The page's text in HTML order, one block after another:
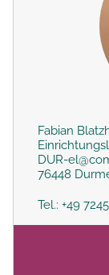
Fabian
DUR-
76448
Tel.: +49